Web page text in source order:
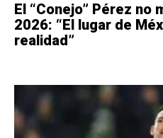
El “Conejo” Pérez no
2026: “El lugar de
realidad”